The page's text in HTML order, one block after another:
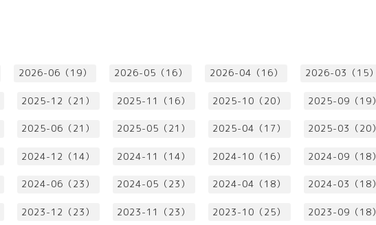
2026-06（19） 2026-05（16） 2026-04（16） 2026-03（15）
2025-12（21） 2025-11（16） 2025-10（20） 2025-09（19）
2025-06（21） 2025-05（21） 2025-04（17） 2025-03（20）
2024-12（14） 2024-11（14） 2024-10（16） 2024-09（18）
2024-06（23） 2024-05（23） 2024-04（18） 2024-03（18）
2023-12（23） 2023-11（23） 2023-10（25） 2023-09（18）